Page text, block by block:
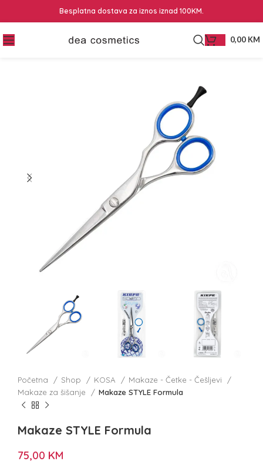
Besplatna dostava za iznos iznad 100KM.
0,00 KM
Početna Shop KOSA
Makaze - Četke - Češljevi
Makaze za šišanje
Makaze STYLE Formula
Makaze STYLE Formula
75,00 KM